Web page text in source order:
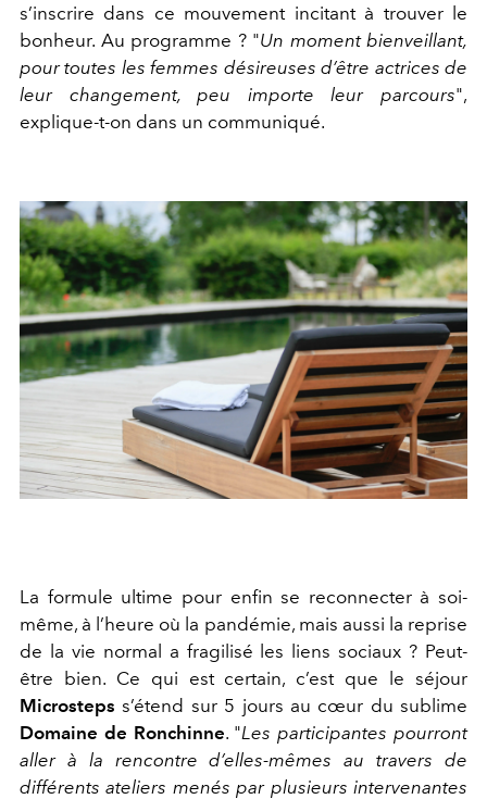
s’inscrire dans ce mouvement incitant à trouver le
bonheur. Au programme ? "Un moment bienveillant,
pour toutes les femmes désireuses d’être actrices de
leur changement, peu importe leur parcours",
explique-t-on dans un communiqué.
La formule ultime pour enfin se reconnecter à soi-
même, à l’heure où la pandémie, mais aussi la reprise
de la vie normal a fragilisé les liens sociaux ? Peut-
être bien. Ce qui est certain, c’est que le séjour
Microsteps s’étend sur 5 jours au cœur du sublime
Domaine de Ronchinne. "Les participantes pourront
aller à la rencontre d’elles-mêmes au travers de
différents ateliers menés par plusieurs intervenantes